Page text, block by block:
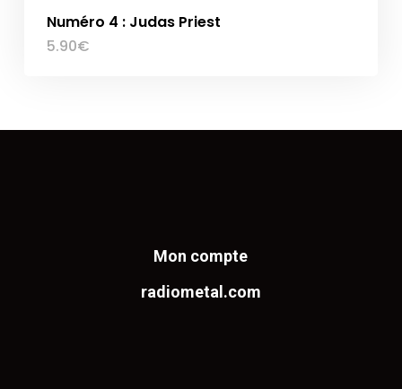
Numéro 4 : Judas Priest
5.90€
Mon compte
radiometal.com